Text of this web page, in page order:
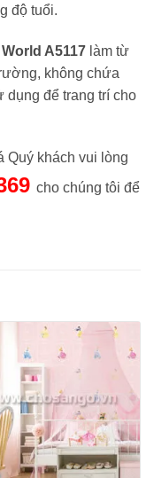
độ tuổi.
A5117 làm từ
không chứa
dụng để trang trí cho
Quý khách vui lòng
cho chúng tôi để